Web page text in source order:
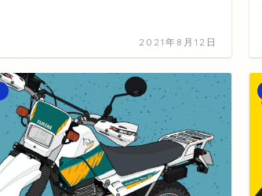
2021年8月12日